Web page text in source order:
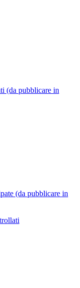
(da pubblicare in
(da pubblicare in